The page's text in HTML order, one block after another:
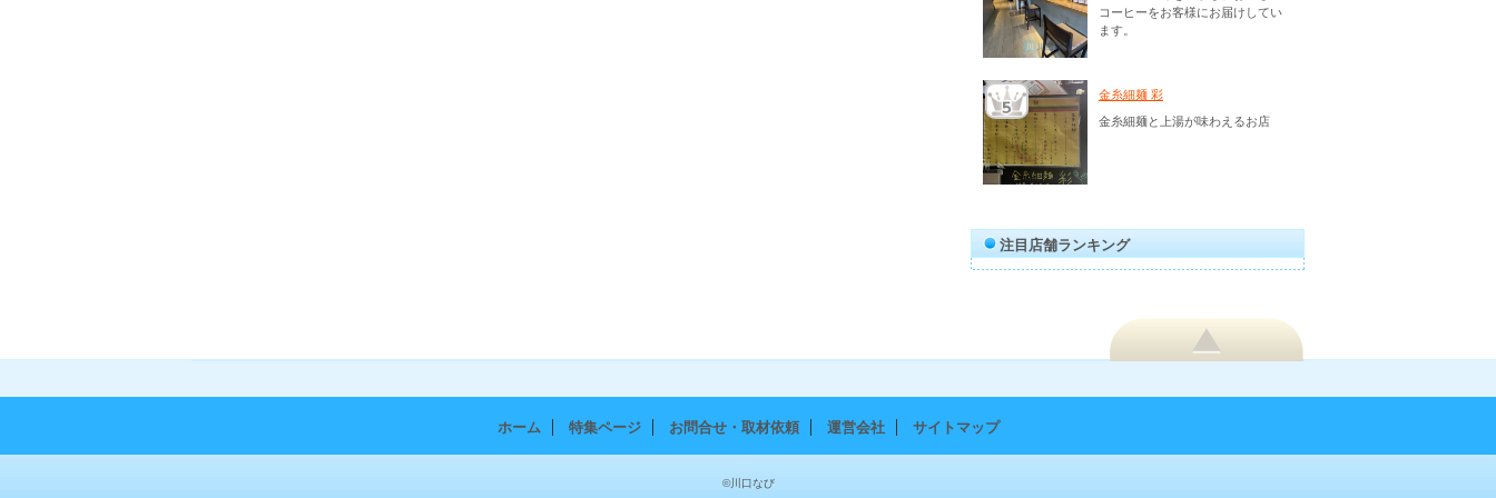
コーヒーをお客様にお届けしてい
ます。
金糸細麺 彩
金糸細麺と上湯が味わえるお店
注目店舗ランキング
ホーム 特集ページ お問合せ・取材依頼 運営会社 サイトマップ
©川口なび